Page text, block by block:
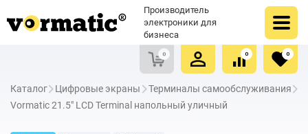
Производитель
электроники для
бизнеса
0
Очистить список сравнения
0
Очистить избранное
0
Каталог Цифровые экраны
Терминалы самообслуживания
Vormatic 21.5" LCD Terminal напольный уличный